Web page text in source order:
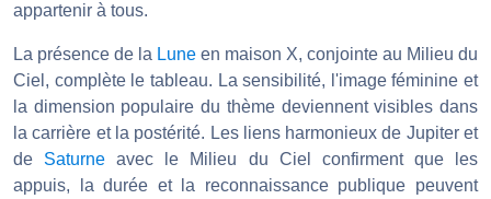
appartenir à tous.
La présence de la Lune en maison X, conjointe au Milieu du
Ciel, complète le tableau. La sensibilité, l'image féminine et
la dimension populaire du thème deviennent visibles dans
la carrière et la postérité. Les liens harmonieux de Jupiter et
de Saturne avec le Milieu du Ciel confirment que les
appuis, la durée et la reconnaissance publique peuvent